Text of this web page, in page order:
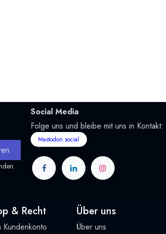
Social Media
Folge uns und bleibe mit uns in Kontakt:
Mastodon.social
& Recht
Kundenkonto
Über uns
Über uns